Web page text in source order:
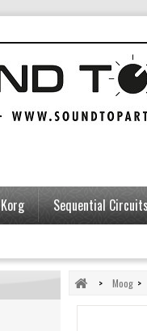
Korg Sequential
> Moog >